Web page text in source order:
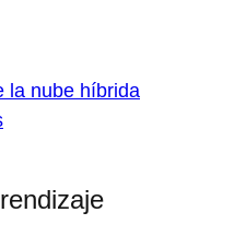
la nube híbrida